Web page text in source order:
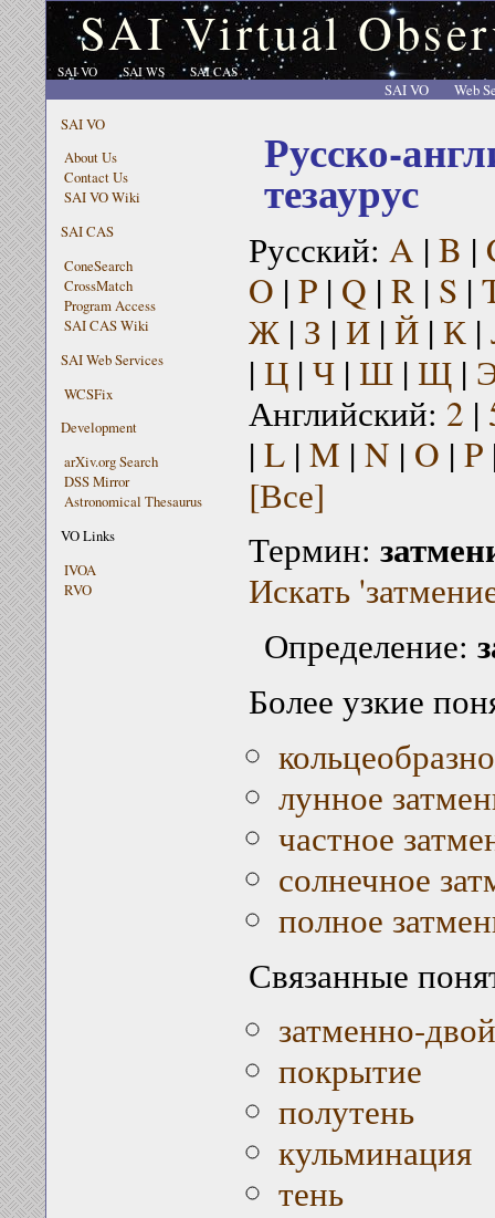
SAI Virtual
SAI VO SAI WS SAI CAS
SAI VO
Web
SAI VO
About Us
Contact Us
SAI VO Wiki
SAI CAS
ConeSearch
CrossMatch
Program Access
SAI CAS Wiki
SAI Web Services
WCSFix
Development
arXiv.org Search
DSS Mirror
Astronomical Thesaurus
VO Links
IVOA
RVO
Русско-
тезаурус
Русский: A | B |
O | P| Q | R| S |
Ж| З | И| Й| К|
| Ц| Ч| Ш| Щ|
Английский: 2 |
| L| M | N | O | P
[Все]
Термин:
Искать
Определение:
Более узкие
лунное
частное
солнечное
полное
Связанные
затменно-
покрытие
полутень
кульминация
тень